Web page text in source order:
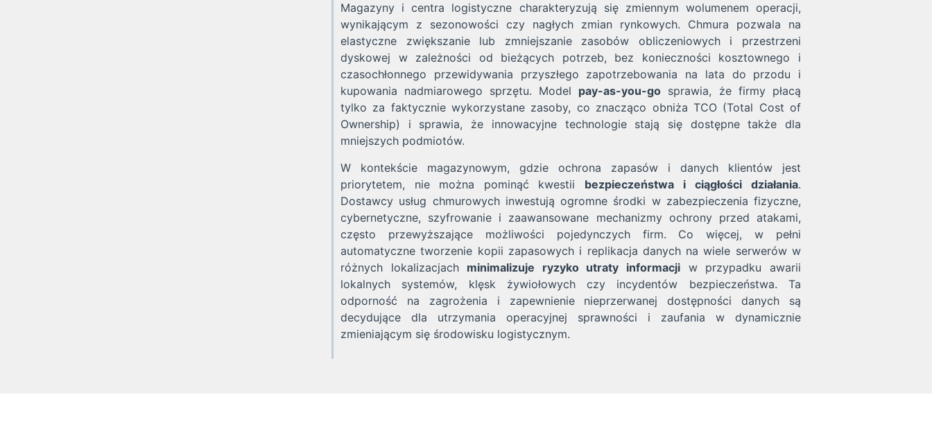
Magazyny i centra logistyczne charakteryzują się zmiennym wolumenem operacji,
wynikającym z sezonowości czy nagłych zmian rynkowych. Chmura pozwala na
elastyczne zwiększanie lub zmniejszanie zasobów obliczeniowych i przestrzeni
dyskowej w zależności od bieżących potrzeb, bez konieczności kosztownego i
czasochłonnego przewidywania przyszłego zapotrzebowania na lata do przodu i
kupowania nadmiarowego sprzętu. Model pay-as-you-go sprawia, że firmy płacą
tylko za faktycznie wykorzystane zasoby, co znacząco obniża TCO (Total Cost of
Ownership) i sprawia, że innowacyjne technologie stają się dostępne także dla
mniejszych podmiotów.
W kontekście magazynowym, gdzie ochrona zapasów i danych klientów jest
priorytetem, nie można pominąć kwestii bezpieczeństwa i ciągłości działania.
Dostawcy usług chmurowych inwestują ogromne środki w zabezpieczenia fizyczne,
cybernetyczne, szyfrowanie i zaawansowane mechanizmy ochrony przed atakami,
często przewyższające możliwości pojedynczych firm. Co więcej, w pełni
automatyczne tworzenie kopii zapasowych i replikacja danych na wiele serwerów w
różnych lokalizacjach minimalizuje ryzyko utraty informacji w przypadku awarii
lokalnych systemów, klęsk żywiołowych czy incydentów bezpieczeństwa. Ta
odporność na zagrożenia i zapewnienie nieprzerwanej dostępności danych są
decydujące dla utrzymania operacyjnej sprawności i zaufania w dynamicznie
zmieniającym się środowisku logistycznym.